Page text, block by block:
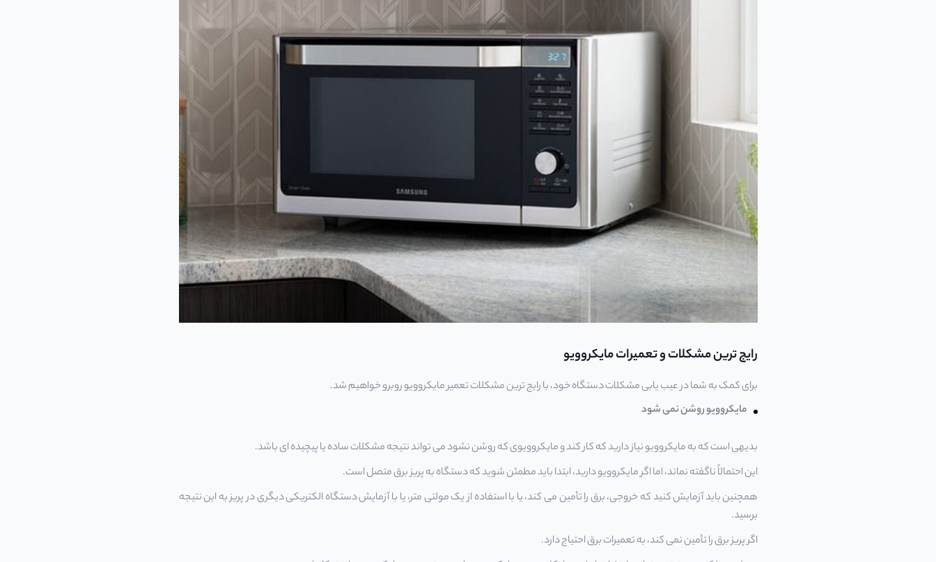
رایج ترین مشکلات و تعمیرات مایکروویو
برای کمک به شما در عیب یابی مشکلات دستگاه خود، با رایج ترین مشکلاتتعمیرمایکروویو روبرو خواهیم شد.
مایکروویو روشن نمی شود
بدیهی است که به مایکروویو نیاز دارید که کار کند و مایکروویوی که روشن نشود می تواند نتیجه مشکلات ساده یا پیچیده ای باشد.
این احتمالاً ناگفته نماند، اما اگر مایکروویو دارید، ابتدا باید مطمئن شوید که دستگاه به پریز برق متصل است.
همچنین باید آزمایش کنید که خروجی، برق را تأمین می کند، یا با استفاده از یک مولتی متر، یا با آزمایش دستگاه الکتریکی دیگری در پریز به این نتیجه
برسید.
اگر پریز برق را تأمین نمی کند، به تعمیرات برق احتیاج دارد.